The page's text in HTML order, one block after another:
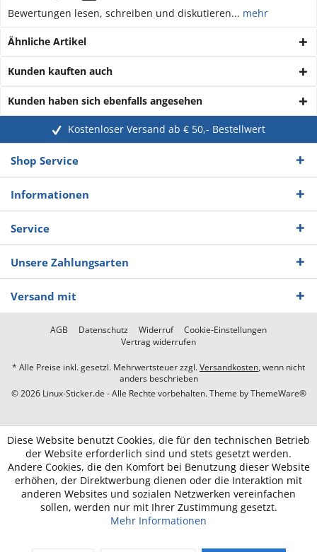
Bewertungen lesen, schreiben und diskutieren... mehr
Ähnliche Artikel
Kunden kauften auch
Kunden haben sich ebenfalls angesehen
Kostenloser Versand ab € 50,- Bestellwert
Shop Service
Informationen
Service
Unsere Zahlungsarten
Versand mit
AGB Datenschutz Widerruf
Cookie-Einstellungen
Vertrag widerrufen
* Alle Preise inkl. gesetzl. Mehrwertsteuer zzgl.Versandkosten, wenn nicht
anders beschrieben
© 2026 Linux-Sticker.de - Alle Rechte vorbehalten. Theme byThemeWare®
Diese Website benutzt Cookies, die für den technischen Betrieb
der Website erforderlich sind und stets gesetzt werden.
Andere Cookies, die den Komfort bei Benutzung dieser Website
erhöhen, der Direktwerbung dienen oder die Interaktion mit
anderen Websites und sozialen Netzwerken vereinfachen
sollen, werden nur mit Ihrer Zustimmung gesetzt.
Mehr Informationen